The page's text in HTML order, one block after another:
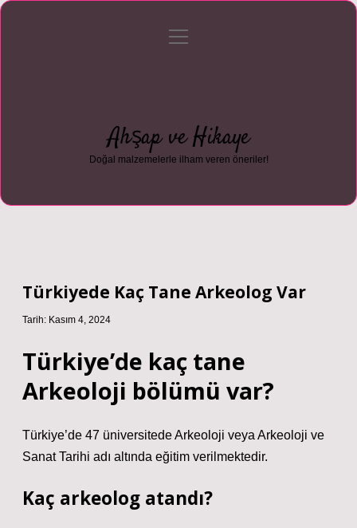
Gizlilik Politikası
menüyü
Ahşap ve Hikaye
Doğal malzemelerle ilham veren öneriler!
Türkiyede Kaç Tane Arkeolog Var
Tarih: Kasım 4, 2024
Türkiye’de kaç tane
Arkeoloji bölümü var?
Türkiye’de 47 üniversitede Arkeoloji veya Arkeoloji ve
Sanat Tarihi adı altında eğitim verilmektedir.
Kaç arkeolog atandı?